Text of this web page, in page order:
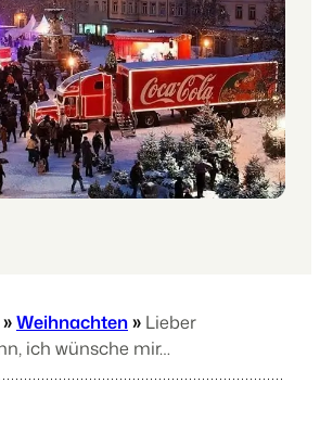
»Weihnachten» Lieber
ich wünsche mir…